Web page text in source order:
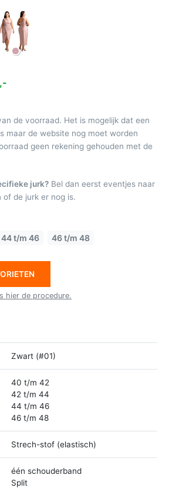
de voorraad. Het is mogelijk dat een
maar de website nog moet worden
geen rekening gehouden met de
jurk? Bel dan eerst eventjes naar
de jurk er nog is.
44 t/m 46 46 t/m 48
hier de procedure.
Zwart (#01)
40 t/m 42
42 t/m 44
44 t/m 46
46 t/m 48
Strech-stof (elastisch)
één schouderband
Split